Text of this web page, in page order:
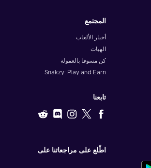
المجتمع
أخبار الألعاب
الهبات
كن مسوقا بالعمولة
Snakzy: Play and Earn
تابعنا
اطّلع على مراجعاتنا على